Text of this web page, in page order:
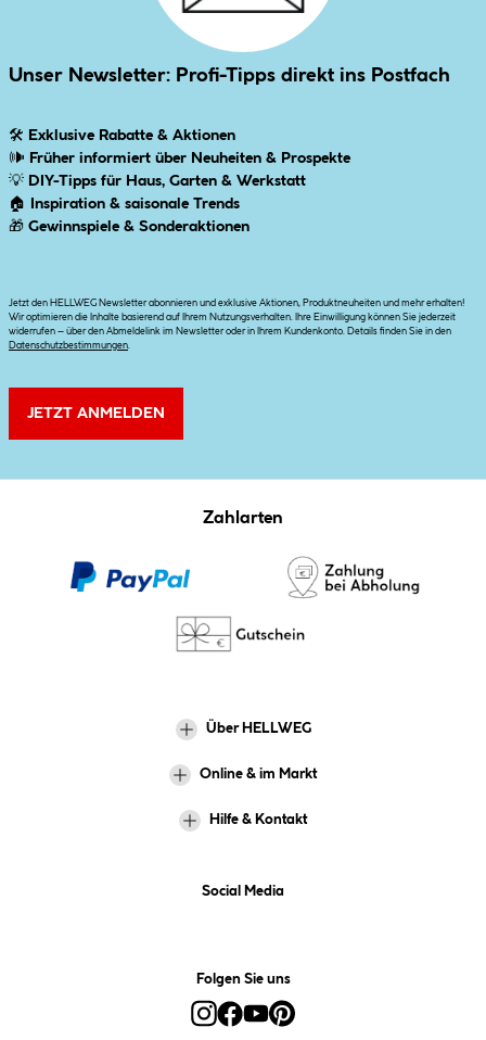
Unser Newsletter: Profi-Tipps direkt ins Postfach
🛠 Exklusive Rabatte & Aktionen
🕪 Früher informiert über Neuheiten & Prospekte
💡 DIY-Tipps für Haus, Garten & Werkstatt
🏠
Inspiration & saisonale Trends
🎁 Gewinnspiele & Sonderaktionen
Jetzt den HELLWEG Newsletter abonnieren und exklusive Aktionen, Produktneuheiten und mehr erhalten!
Wir optimieren die Inhalte basierend auf Ihrem Nutzungsverhalten. Ihre Einwilligung können Sie jederzeit
widerrufen – über den Abmeldelink im Newsletter oder in Ihrem Kundenkonto. Details finden Sie in den
Datenschutzbestimmungen.
JETZT ANMELDEN
Zahlarten
Über HELLWEG
Online & im Markt
Hilfe & Kontakt
Social Media
Folgen Sie uns